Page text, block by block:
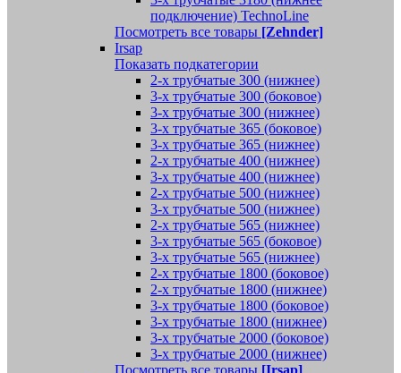
подключение) TechnoLine
Посмотреть все товары [Zehnder]
Irsap
Показать подкатегории
2-х трубчатые 300 (нижнее)
3-х трубчатые 300 (боковое)
3-х трубчатые 300 (нижнее)
3-х трубчатые 365 (боковое)
3-х трубчатые 365 (нижнее)
2-х трубчатые 400 (нижнее)
3-х трубчатые 400 (нижнее)
2-х трубчатые 500 (нижнее)
3-х трубчатые 500 (нижнее)
2-х трубчатые 565 (нижнее)
3-х трубчатые 565 (боковое)
3-х трубчатые 565 (нижнее)
2-х трубчатые 1800 (боковое)
2-х трубчатые 1800 (нижнее)
3-х трубчатые 1800 (боковое)
3-х трубчатые 1800 (нижнее)
3-х трубчатые 2000 (боковое)
3-х трубчатые 2000 (нижнее)
Посмотреть все товары [Irsap]